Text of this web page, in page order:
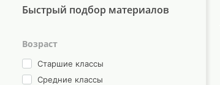
Быстрый подбор материалов
Возраст
Старшие классы
Средние классы